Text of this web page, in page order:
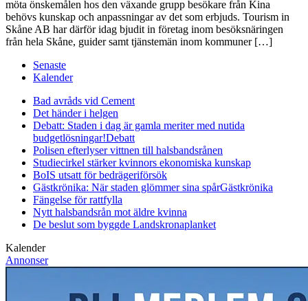
möta önskemålen hos den växande grupp besökare från Kina
behövs kunskap och anpassningar av det som erbjuds. Tourism in
Skåne AB har därför idag bjudit in företag inom besöksnäringen
från hela Skåne, guider samt tjänstemän inom kommuner […]
Senaste
Kalender
Bad avråds vid Cement
Det händer i helgen
Debatt: Staden i dag är gamla meriter med nutida
budgetlösningar!Debatt
Polisen efterlyser vittnen till halsbandsrånen
Studiecirkel stärker kvinnors ekonomiska kunskap
BoIS utsatt för bedrägeriförsök
Gästkrönika: När staden glömmer sina spårGästkrönika
Fängelse för rattfylla
Nytt halsbandsrån mot äldre kvinna
De beslut som byggde Landskronaplanket
Kalender
Annonser